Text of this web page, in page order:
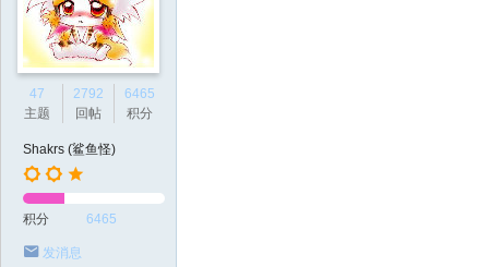
47
主题
2792
回帖
6465
积分
Shakrs (鲨鱼怪)
积分 6465
发消息